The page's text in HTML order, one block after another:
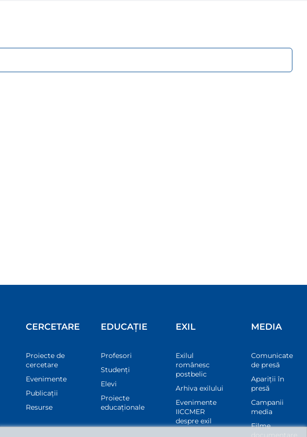
CERCETARE
Proiecte de
cercetare
Evenimente
Publicații
Resurse
EDUCAȚIE
Profesori
Studenți
Elevi
Proiecte
educaționale
EXIL
Exilul
românesc
postbelic
Arhiva exilului
Evenimente
IICCMER
despre exil
MEDIA
Comunicate
de presă
Apariții în
presă
Campanii
media
Filme
documentare